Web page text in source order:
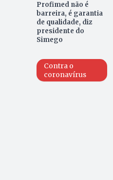
Profimed não é
barreira, é garantia
de qualidade, diz
presidente do
Simego
Contra o
coronavírus